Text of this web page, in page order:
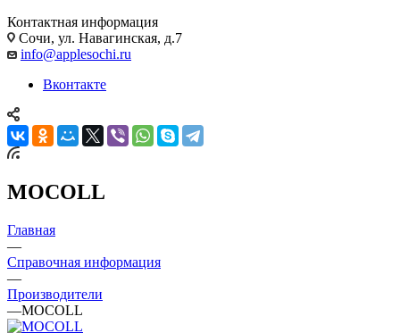
Контактная информация
Сочи, ул. Навагинская, д.7
info@applesochi.ru
Вконтакте
MOCOLL
Главная
—
Справочная информация
—
Производители
—MOCOLL